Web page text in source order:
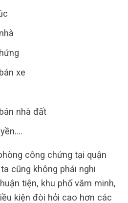
xe
nhà đất
công chứng tại quận
cũng không phải nghi
tiện, khu phố văm minh,
kiện đòi hỏi cao hơn các